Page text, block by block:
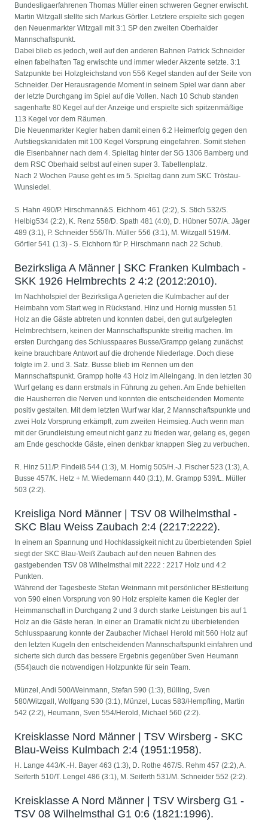
Bundesligaerfahrenen Thomas Müller einen schweren Gegner erwischt.
Martin Witzgall stellte sich Markus Görtler. Letztere erspielte sich gegen
den Neuenmarkter Witzgall mit 3:1 SP den zweiten Oberhaider
Mannschaftspunkt.
Dabei blieb es jedoch, weil auf den anderen Bahnen Patrick Schneider
einen fabelhaften Tag erwischte und immer wieder Akzente setzte. 3:1
Satzpunkte bei Holzgleichstand von 556 Kegel standen auf der Seite von
Schneider. Der Herausragende Moment in seinem Spiel war dann aber
der letzte Durchgang im Spiel auf die Vollen. Nach 10 Schub standen
sagenhafte 80 Kegel auf der Anzeige und erspielte sich spitzenmäßige
113 Kegel vor dem Räumen.
Die Neuenmarkter Kegler haben damit einen 6:2 Heimerfolg gegen den
Aufstiegskanidaten mit 100 Kegel Vorsprung eingefahren. Somit stehen
die Eisenbahner nach dem 4. Spieltag hinter der SG 1306 Bamberg und
dem RSC Oberhaid selbst auf einen super 3. Tabellenplatz.
Nach 2 Wochen Pause geht es im 5. Spieltag dann zum SKC Tröstau-
Wunsiedel.
S. Hahn 490/P. Hirschmann&S. Eichhorn 461 (2:2), S. Stich 532/S.
Helbig534 (2:2), K. Renz 558/D. Spath 481 (4:0), D. Hübner 507/A. Jäger
489 (3:1), P. Schneider 556/Th. Müller 556 (3:1), M. Witzgall 519/M.
Görtler 541 (1:3) - S. Eichhorn für P. Hirschmann nach 22 Schub.
Bezirksliga A Männer | SKC Franken Kulmbach -
SKK 1926 Helmbrechts 2 4:2 (2012:2010).
Im Nachholspiel der Bezirksliga A gerieten die Kulmbacher auf der
Heimbahn vom Start weg in Rückstand. Hinz und Hornig mussten 51
Holz an die Gäste abtreten und konnten dabei, den gut aufgelegten
Helmbrechtsern, keinen der Mannschaftspunkte streitig machen. Im
ersten Durchgang des Schlusspaares Busse/Grampp gelang zunächst
keine brauchbare Antwort auf die drohende Niederlage. Doch diese
folgte im 2. und 3. Satz. Busse blieb im Rennen um den
Mannschaftspunkt. Grampp holte 43 Holz im Alleingang. In den letzten 30
Wurf gelang es dann erstmals in Führung zu gehen. Am Ende behielten
die Hausherren die Nerven und konnten die entscheidenden Momente
positiv gestalten. Mit dem letzten Wurf war klar, 2 Mannschaftspunkte und
zwei Holz Vorsprung erkämpft, zum zweiten Heimsieg. Auch wenn man
mit der Grundleistung erneut nicht ganz zu frieden war, gelang es, gegen
am Ende geschockte Gäste, einen denkbar knappen Sieg zu verbuchen.
R. Hinz 511/P. Findeiß 544 (1:3), M. Hornig 505/H.-J. Fischer 523 (1:3), A.
Busse 457/K. Hetz + M. Wiedemann 440 (3:1), M. Grampp 539/L. Müller
503 (2:2).
Kreisliga Nord Männer | TSV 08 Wilhelmsthal -
SKC Blau Weiss Zaubach 2:4 (2217:2222).
In einem an Spannung und Hochklassigkeit nicht zu überbietenden Spiel
siegt der SKC Blau-Weiß Zaubach auf den neuen Bahnen des
gastgebenden TSV 08 Wilhelmsthal mit 2222 : 2217 Holz und 4:2
Punkten.
Während der Tagesbeste Stefan Weinmann mit persönlicher BEstleitung
von 590 einen Vorsprung von 90 Holz erspielte kamen die Kegler der
Heimmanschaft in Durchgang 2 und 3 durch starke Leistungen bis auf 1
Holz an die Gäste heran. In einer an Dramatik nicht zu überbietenden
Schlusspaarung konnte der Zaubacher Michael Herold mit 560 Holz auf
den letzten Kugeln den entscheidenden Mannschaftspunkt einfahren und
sicherte sich durch das bessere Ergebnis gegenüber Sven Heumann
(554)auch die notwendigen Holzpunkte für sein Team.
Münzel, Andi 500/Weinmann, Stefan 590 (1:3), Bülling, Sven
580/Witzgall, Wolfgang 530 (3:1), Münzel, Lucas 583/Hempfling, Martin
542 (2:2), Heumann, Sven 554/Herold, Michael 560 (2:2).
Kreisklasse Nord Männer | TSV Wirsberg - SKC
Blau-Weiss Kulmbach 2:4 (1951:1958).
H. Lange 443/K.-H. Bayer 463 (1:3), D. Rothe 467/S. Rehm 457 (2:2), A.
Seiferth 510/T. Lengel 486 (3:1), M. Seiferth 531/M. Schneider 552 (2:2).
Kreisklasse A Nord Männer | TSV Wirsberg G1 -
TSV 08 Wilhelmsthal G1 0:6 (1821:1996).